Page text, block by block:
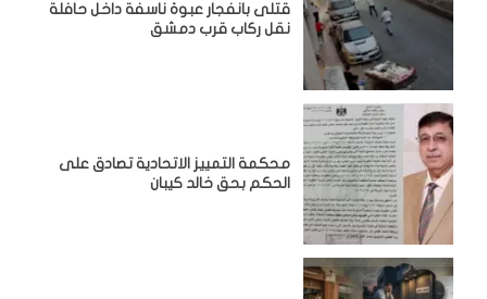
قتلى بانفجار عبوة ناسفة داخل حافلة
نقل ركاب قرب دمشق
محكمة التمييز الاتحادية تصادق على
الحكم بحق خالد كيبان